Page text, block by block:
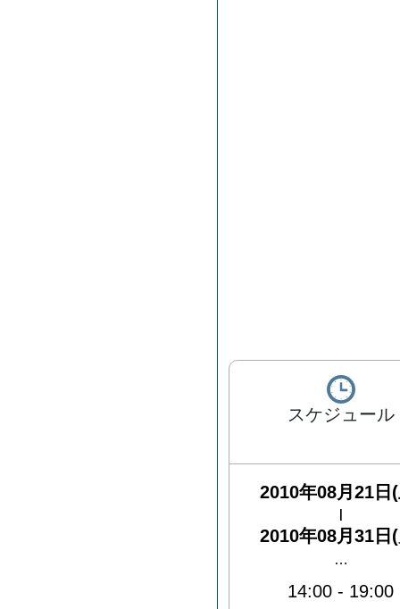
スケジュール
2010年08月21日
2010年08月31日
…
14:00 - 19:00